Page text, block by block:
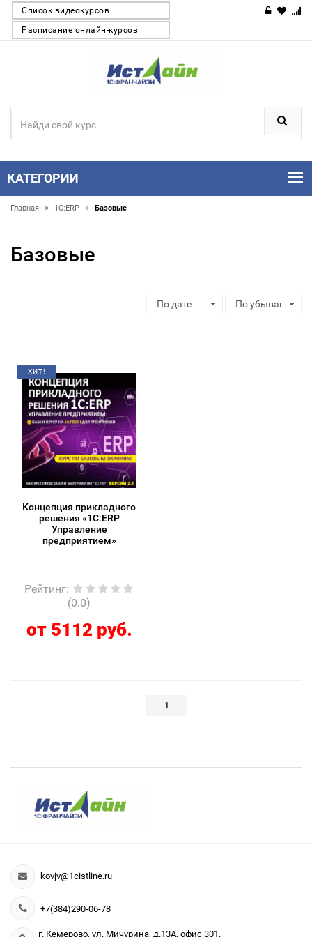
Список видеокурсов
Расписание онлайн-курсов
КАТЕГОРИИ
Главная » 1С:ERP » Базовые
Базовые
ХИТ!
Концепция прикладного
решения «1С:ERP
Управление
предприятием»
Рейтинг:
(0.0)
от 5112 руб.
1
kovjv@1cistline.ru
+7(384)290-06-78
г. Кемерово, ул. Мичурина, д.13А, офис 301.